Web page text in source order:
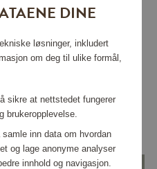
/
4-P
DINE
løsninger, inkludert
om deg til ulike formål,
sikre at nettstedet fungerer
brukeropplevelse.
inn data om hvordan
og lage anonyme analyser
innhold og navigasjon.